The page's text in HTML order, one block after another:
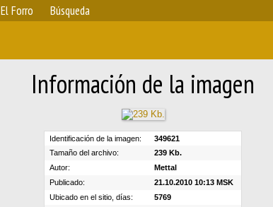
El Forro Búsqueda
Información de la imagen
Identificación de la imagen:
349621
Tamaño del archivo:
239 Kb.
Autor:
Mettal
Publicado:
21.10.2010 10:13 MSK
Ubicado en el sitio, días:
5769